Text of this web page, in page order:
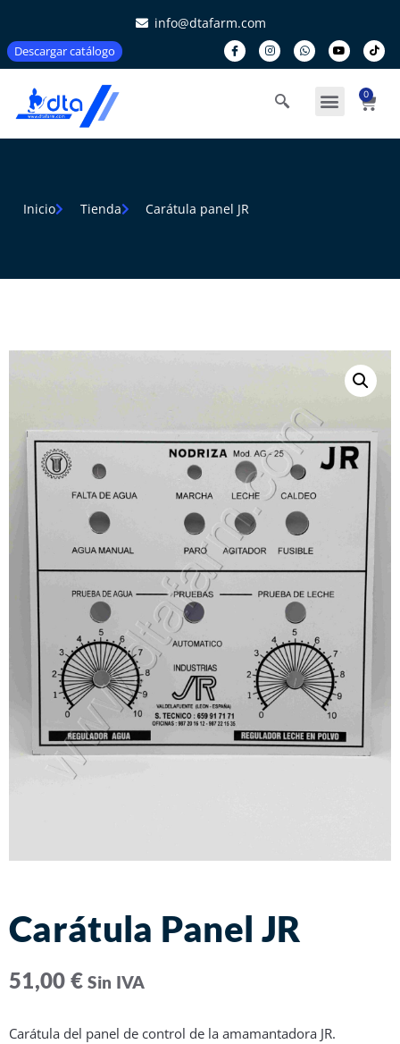
info@dtafarm.com
Descargar catálogo
0
Inicio Tienda Carátula panel JR
Carátula Panel JR
51,00 € Sin IVA
Carátula del panel de control de la amamantadora JR.